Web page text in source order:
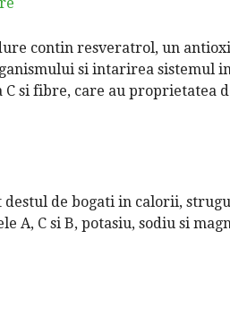
contin resveratrol, un
si intarirea sistemul
si fibre, care au proprietatea
destul de bogati in calorii,
A, C si B, potasiu, sodiu si